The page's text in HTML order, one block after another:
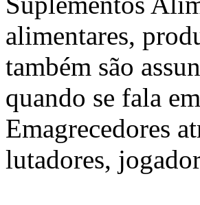
alimentares,
também são
quando se fala
Emagrecedores
lutadores,